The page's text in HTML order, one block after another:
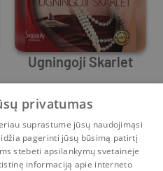
, Christie Ridgway
Ugningoji Skarlet
Susan Crosby
0 0
privatumas
suprastume jūsų naudojimąsi
pagerinti jūsų būsimą patirtį
stebėti apsilankymų svetainėje
informaciją apie interneto